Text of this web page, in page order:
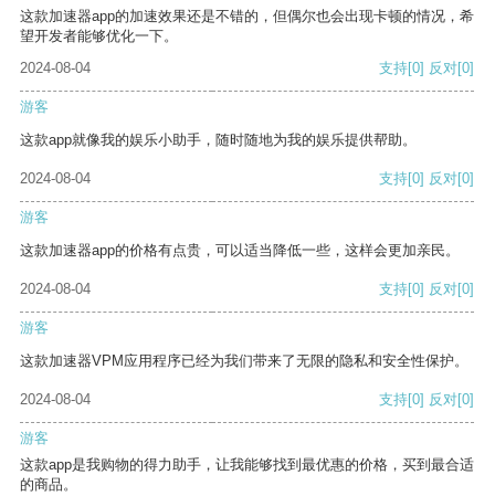
这款加速器app的加速效果还是不错的，但偶尔也会出现卡顿的情况，希
望开发者能够优化一下。
2024-08-04
支持[0] 反对[0]
游客
这款app就像我的娱乐小助手，随时随地为我的娱乐提供帮助。
2024-08-04 支持[0] 反对[0]
游客
这款加速器app的价格有点贵，可以适当降低一些，这样会更加亲民。
2024-08-04 支持[0] 反对[0]
游客
这款加速器VPM应用程序已经为我们带来了无限的隐私和安全性保护。
2024-08-04 支持[0] 反对[0]
游客
这款app是我购物的得力助手，让我能够找到最优惠的价格，买到最合适
的商品。